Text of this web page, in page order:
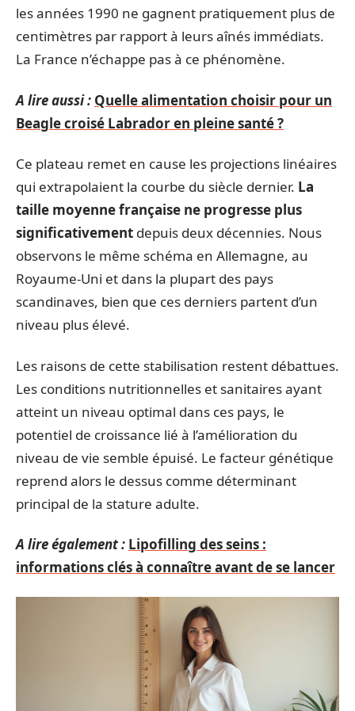
les années 1990 ne gagnent pratiquement plus de
centimètres par rapport à leurs aînés immédiats.
La France n’échappe pas à ce phénomène.
A lire aussi : Quelle alimentation choisir pour un
Beagle croisé Labrador en pleine santé ?
Ce plateau remet en cause les projections linéaires
qui extrapolaient la courbe du siècle dernier. La
taille moyenne française ne progresse plus
significativement depuis deux décennies. Nous
observons le même schéma en Allemagne, au
Royaume-Uni et dans la plupart des pays
scandinaves, bien que ces derniers partent d’un
niveau plus élevé.
Les raisons de cette stabilisation restent débattues.
Les conditions nutritionnelles et sanitaires ayant
atteint un niveau optimal dans ces pays, le
potentiel de croissance lié à l’amélioration du
niveau de vie semble épuisé. Le facteur génétique
reprend alors le dessus comme déterminant
principal de la stature adulte.
A lire également : Lipofilling des seins :
informations clés à connaître avant de se lancer